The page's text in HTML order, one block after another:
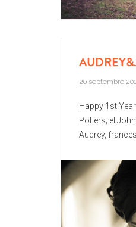
20 septembre
Happy 1st
Potiers; el
Audrey,